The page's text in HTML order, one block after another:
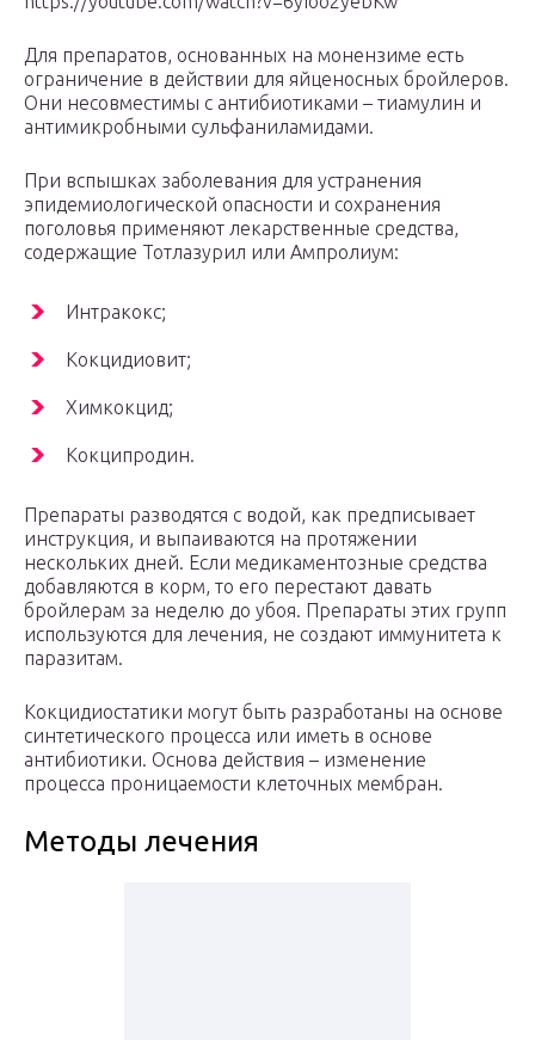
Для препаратов, основанных на монензиме есть
ограничение в действии для яйценосных бройлеров.
Они несовместимы с антибиотиками – тиамулин и
антимикробными сульфаниламидами.
При вспышках заболевания для устранения
эпидемиологической опасности и сохранения
поголовья применяют лекарственные средства,
содержащие Тотлазурил или Ампролиум:
Интракокс;
Кокцидиовит;
Химкокцид;
Кокципродин.
Препараты разводятся с водой, как предписывает
инструкция, и выпаиваются на протяжении
нескольких дней. Если медикаментозные средства
добавляются в корм, то его перестают давать
бройлерам за неделю до убоя. Препараты этих групп
используются для лечения, не создают иммунитета к
паразитам.
Кокцидиостатики могут быть разработаны на основе
синтетического процесса или иметь в основе
антибиотики. Основа действия – изменение
процесса проницаемости клеточных мембран.
Методы лечения